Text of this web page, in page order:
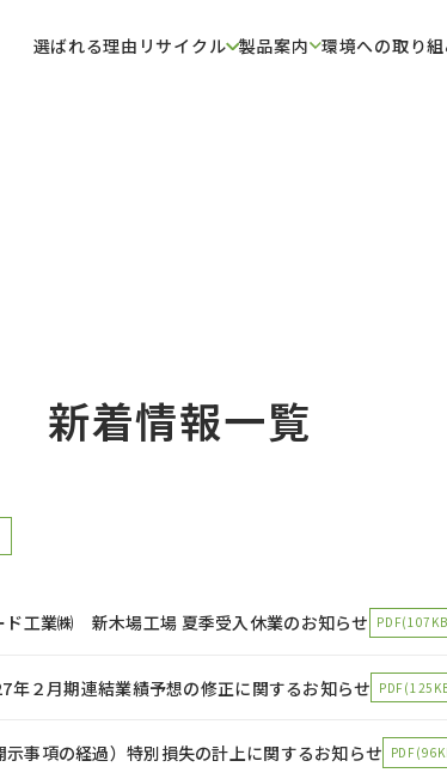
選ばれる理由 リサイクル 製品案内 環境への取り
新着情報一覧
ド工業㈱ 新木場工場 夏季受入休業のお知らせ
年２月期連結業績予想の修正に関するお知らせ
示事項の経過）特別損失の計上に関するお知らせ